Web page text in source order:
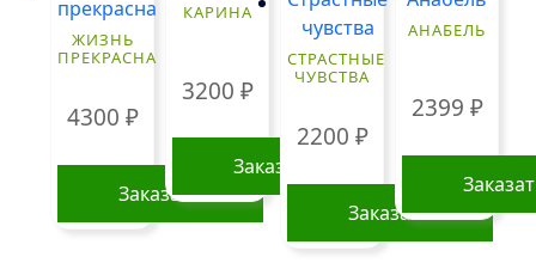
ЖИЗНЬ
ПРЕКРАСНА
4300 ₽
Заказать
КАРИНА
3200 ₽
Заказать
СТРАСТНЫЕ
ЧУВСТВА
2200 ₽
Заказать
АНАБЕЛЬ
2399 ₽